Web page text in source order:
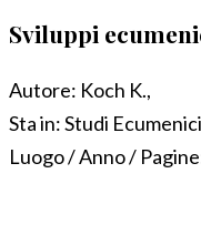
Sviluppi
Autore: Koch K.,
Sta in:Studi Ecumenici
Luogo / Anno /